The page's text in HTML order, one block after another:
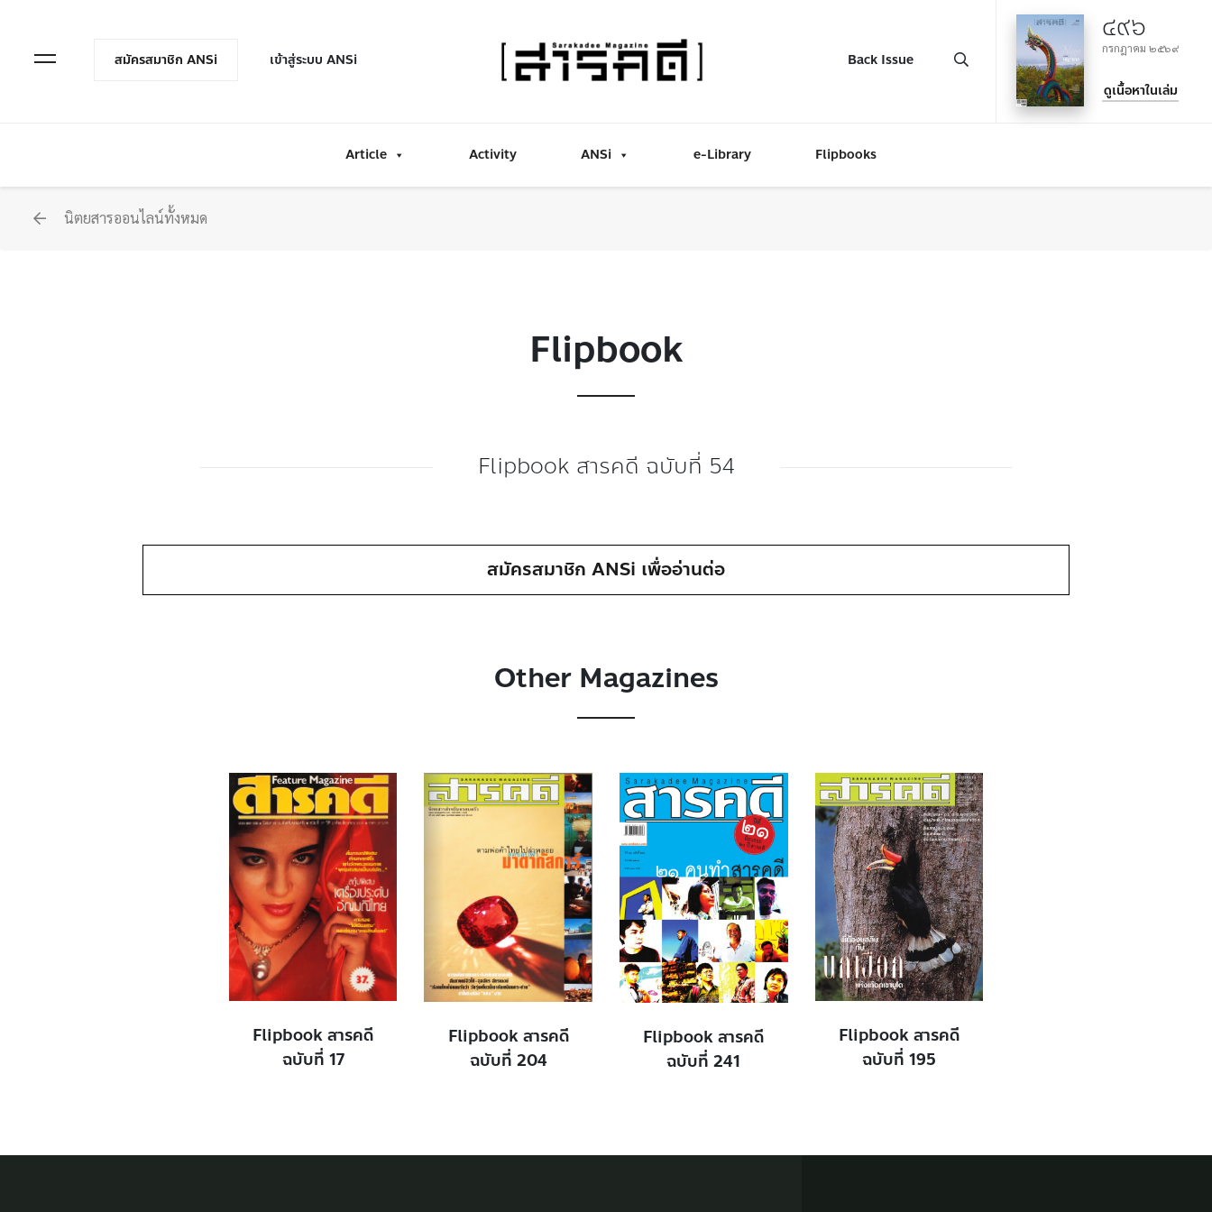
Open Menuสมัครสมาชิก ANSi เข้าสู่ระบบ ANSi Back Issue
๔๙๖
กรกฎาคม ๒๕๖๙
ดูเนื้อหาในเล่ม
Article Activity ANSi e-Library Flipbooks
นิตยสารออนไลน์ทั้งหมด
Flipbook
Flipbook สารคดี ฉบับที่ 54
สมัครสมาชิก ANSi เพื่ออ่านต่อ
Other Magazines
Flipbook สารคดี
ฉบับที่ 17
Flipbook สารคดี
ฉบับที่ 204
Flipbook สารคดี
ฉบับที่ 241
Flipbook สารคดี
ฉบับที่ 195